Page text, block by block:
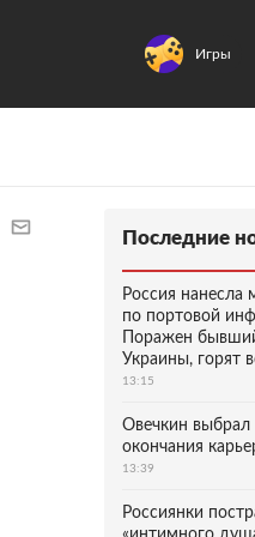
Игры
Последние
Россия
по портовой
Поражен
Украины, горят
13:15
Овечкин выбрал
окончания
13:39
Россиянки